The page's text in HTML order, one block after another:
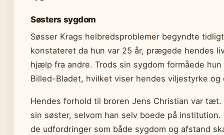
Søsters sygdom
Søsser Krags helbredsproblemer begyndte
konstateret da hun var 25 år, prægede hendes
hjælp fra andre. Trods sin sygdom formåede
Billed-Bladet, hvilket viser hendes viljestyrke
Hendes forhold til broren Jens Christian var
sin søster, selvom han selv boede på
de udfordringer som både sygdom og afstand